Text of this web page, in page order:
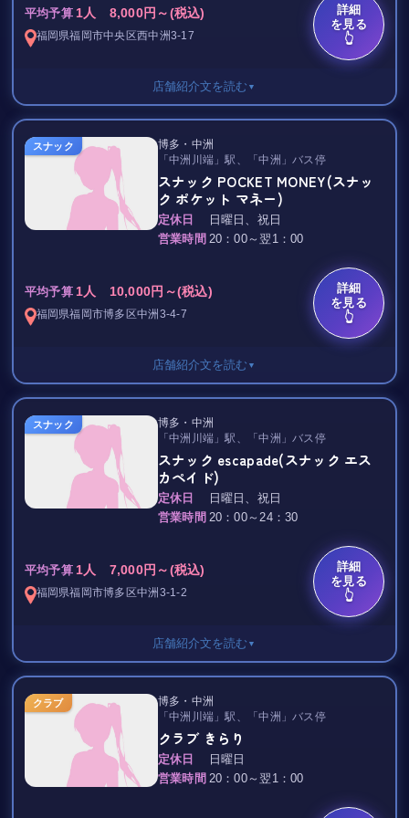
https://www.instagram.com/nakasuempress/
初めての方にも、常連の方にも、
至福の時間をお約束！゜*:.。.:*
バラエティ豊富なラインナップで
貴女をおもてなしします♪
◆ ご来店をお待ちしております ◆
平均予算 1人 8,000円～(税込)
福岡県福岡市中央区 西中洲3-17
詳細
を見る
👆
店舗紹介文を読む ▼
セット料金 5,000円/フリータイム
飲み放題 6,000円/90分
TAX 10％
salon de M（サロン ド エム） は、
日頃の疲れを癒やしていただけるお店です☆
ボックス席で盛り上がりたいときにも最適♪
それぞれのシーンに合わせて
最高の時間をお約束します☆
どうぞお気軽にお越しくださいませ。
スナック
博多・中洲
「中洲川端」駅、「中洲」バス停
スナック POCKET MONEY(スナッ
ク ポケット マネー)
定休日
日曜日、祝日
営業時間 20：00～翌1：00
平均予算 1人 10,000円～(税込)
福岡県福岡市博多区中洲3-4-7
詳細
を見る
👆
店舗紹介文を読む ▼
飲み放題 4,000円/1H
TAX 10％
お客様にも大人気のマスター！！
ノリノリで楽しむにはもってこいのお店☆
リーズナブルなのでお一人様でも気軽にどうぞ！
スナック
博多・中洲
「中洲川端」駅、「中洲」バス停
スナック escapade(スナック エス
カペイド)
定休日
日曜日、祝日
営業時間 20：00～24：30
平均予算 1人 7,000円～(税込)
福岡県福岡市博多区中洲3-1-2
詳細
を見る
👆
店舗紹介文を読む ▼
セット料金 / フリータイム
カウンター 5,000円
ボックス席 5,500円
+1,000円で飲み放題/90分
クラブ
博多・中洲
「中洲川端」駅、「中洲」バス停
クラブ きらり
定休日
日曜日
営業時間 20：00～翌1：00